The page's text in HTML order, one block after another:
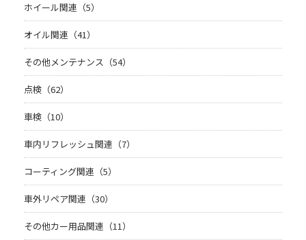
ホイール関連（5）
オイル関連（41）
その他メンテナンス（54）
点検（62）
車検（10）
車内リフレッシュ関連（7）
コーティング関連（5）
車外リペア関連（30）
その他カー用品関連（11）